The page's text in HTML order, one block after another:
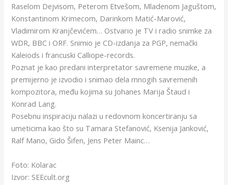
Raselom Dejvisom, Peterom Etvešom, Mladenom Jaguštom,
Konstantinom Krimecom, Darinkom Matić-Marović,
Vladimirom Kranjčevićem… Ostvario je TV i radio snimke za
WDR, BBC i ORF. Snimio je CD-izdanja za PGP, nemački
Kaleiods i francuski Calliope-records.
Poznat je kao predani interpretator savremene muzike, a
premijerno je izvodio i snimao dela mnogih savremenih
kompozitora, među kojima su Johanes Marija Štaud i
Konrad Lang.
Posebnu inspiraciju nalazi u redovnom koncertiranju sa
umeticima kao što su Tamara Stefanović, Ksenija Janković,
Ralf Mano, Gido Šifen, Jens Peter Mainc…
Foto: Kolarac
Izvor: SEEcult.org